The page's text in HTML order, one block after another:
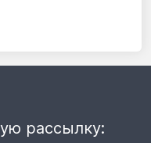
рассылку: